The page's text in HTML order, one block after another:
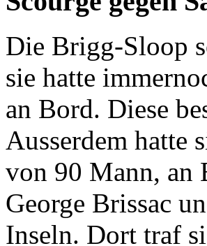
Die Brigg-Sloop
sie hatte
an Bord. Diese
Ausserdem hatte
von 90 Mann, an
George Brissac
Inseln. Dort traf